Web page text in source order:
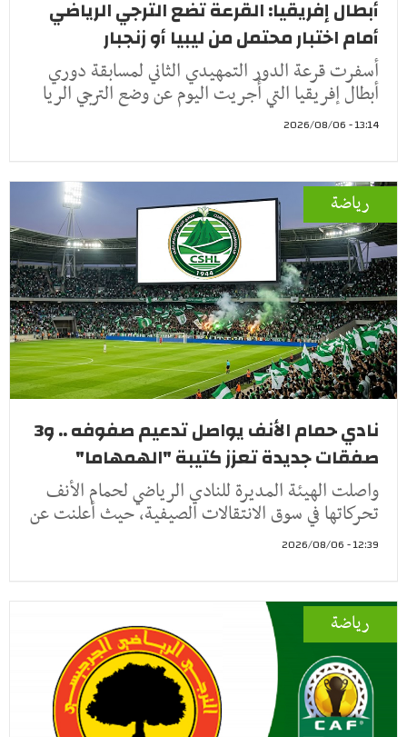
أبطال إفريقيا: القرعة تضع الترجي الرياضي
أمام اختبار محتمل من ليبيا أو زنجبار
أسفرت قرعة الدور التمهيدي الثاني لمسابقة دوري
أبطال إفريقيا التي أُجريت اليوم عن وضع الترجي الريا
13:14 - 2026/08/06
رياضة
نادي حمام الأنف يواصل تدعيم صفوفه .. و3
صفقات جديدة تعزز كتيبة "الهمهاما"
واصلت الهيئة المديرة للنادي الرياضي لحمام الأنف
تحركاتها في سوق الانتقالات الصيفية، حيث أعلنت عن
12:39 - 2026/08/06
رياضة